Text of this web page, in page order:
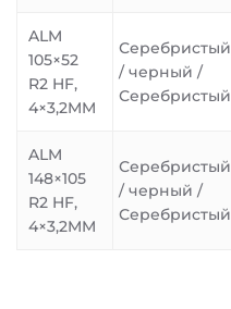
ALM
105×52
R2 HF,
4×3,2MM
Серебристый
/ черный /
Серебристый
ALM
148×105
R2 HF,
4×3,2MM
Серебристый
/ черный /
Серебристый